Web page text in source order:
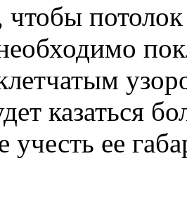
чтобы
казаться
учесть ее